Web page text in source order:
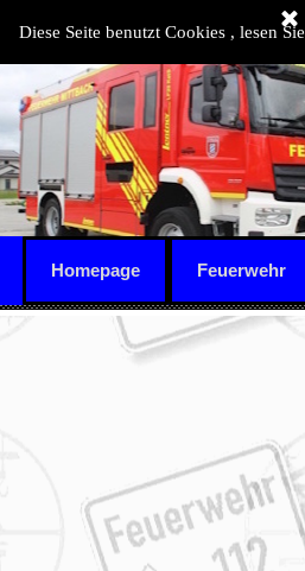
Diese Seite benutzt Cookies , lesen
Homepage Feuerwehr